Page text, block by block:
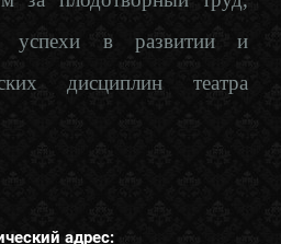
успехи в развитии и
дисциплин театра
адрес: